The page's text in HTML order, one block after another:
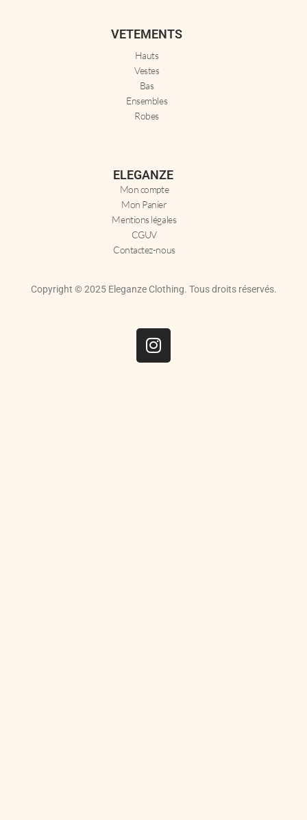
VETEMENTS
Hauts
Vestes
Bas
Ensembles
Robes
ELEGANZE
Mon compte
Mon Panier
Mentions légales
CGUV
Contactez-nous
Copyright © 2025 Eleganze Clothing. Tous droits réservés.
I
n